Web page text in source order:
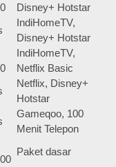
Disney+ Hotstar
IndiHomeTV,
Disney+ Hotstar
IndiHomeTV,
Netflix Basic
Netflix, Disney+
Hotstar
Gameqoo, 100
Menit Telepon
Paket dasar